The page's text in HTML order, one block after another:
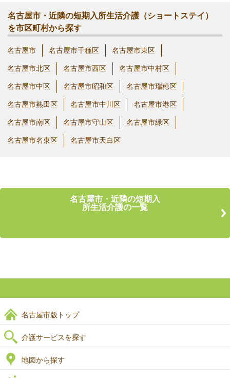
名古屋市・近隣の短期入所生活介護（ショートステイ）
を市区町村から探す
名古屋市 名古屋市千種区 名古屋市東区
名古屋市北区 名古屋市西区 名古屋市中村区
名古屋市中区 名古屋市昭和区 名古屋市瑞穂区
名古屋市熱田区 名古屋市中川区 名古屋市港区
名古屋市南区 名古屋市守山区 名古屋市緑区
名古屋市名東区 名古屋市天白区
名古屋市・近隣の短期入
所生活介護の一覧
名古屋市版トップ
介護サービスを探す
地図から探す